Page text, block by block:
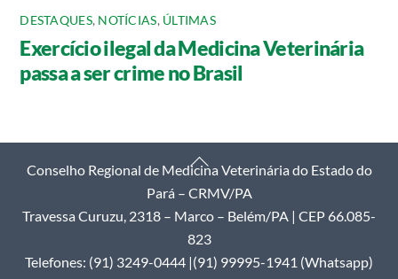
DESTAQUES, NOTÍCIAS, ÚLTIMAS
Exercício ilegal da Medicina Veterinária
passa a ser crime no Brasil
Back
Conselho Regional de Medicina Veterinária do Estado do
Pará – CRMV/PA
Travessa Curuzu, 2318 – Marco – Belém/PA | CEP 66.085-
823
Telefones: (91) 3249-0444 |(91) 99995-1941 (Whatsapp)